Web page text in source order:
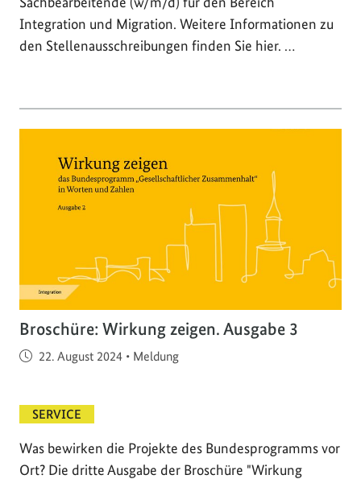
Integration und Migration. Weitere Informationen zu
den Stellenausschreibungen finden Sie hier. …
Broschüre: Wirkung zeigen. Ausgabe 3
Veröffentlicht am
22. August 2024 • Meldung
SERVICE
Was bewirken die Projekte des Bundesprogramms vor
Ort? Die dritte Ausgabe der Broschüre "Wirkung